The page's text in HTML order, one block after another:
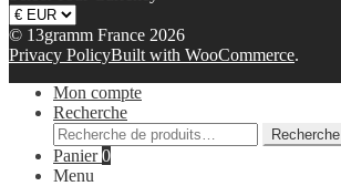
© 13gramm France 2026
Privacy PolicyBuilt with WooCommerce.
Mon compte
Recherche
Recherche
pour :
Recherche
Panier0
Menu